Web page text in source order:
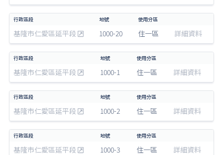
基隆市仁愛區延平段 1000-20 住一區 詳細資料
基隆市仁愛區延平段 1000-1 住一區 詳細資料
基隆市仁愛區延平段 1000-2 住一區 詳細資料
基隆市仁愛區延平段 1000-3 住一區 詳細資料